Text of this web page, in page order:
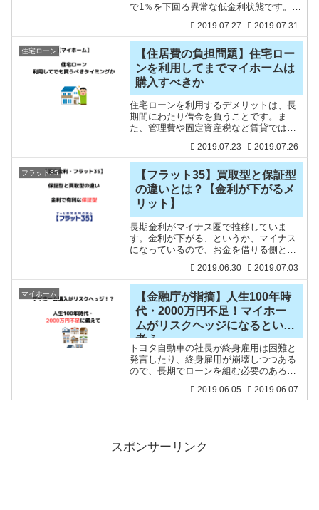
で1％を下回る異常な低金利状態です。貸
っている状態。住宅ローンを借りるから
お得かどうかで、マイホームを買うかど
うかの決断をするのは違
2019.07.27 2019.07.31
住宅ローン
【住居費の負担問題】住宅ロー
ンを利用してまでマイホームは
購入すべきか
住宅ローンを利用するデメリットは、長
期間にわたり借金を負うことです。ま
た、管理費や固定資産税など賃貸ではな
大家の負担を肩代わりしているので実質
は変わりませんが）。将来の収入が不安
定なときです。住宅ローンを
2019.07.23 2019.07.26
フラット35
【フラット35】買取型と保証型
の違いとは？【金利が下がるメ
リット】
長期金利がマイナス圏で推移していま
す。金利が下がる、というか、マイナス
になっているので、お金を借りる側とし
ーンを借りる人はメリットしかないです
ね。フラット35の金利は、1.18％（21年
以上借入、、借入比
2019.06.30 2019.07.03
マイホーム
【金融庁が指摘】人生100年時
代・2000万円不足！マイホー
ムがリスクヘッジになるという
考え
トヨタ自動車の社長が終身雇用は困難と
発言したり、終身雇用が崩壊しつつある
ので、長期でローンを組む必要のあるマ
えている方が増えているようです。ま
2019.06.05 2019.06.07
スポンサーリンク